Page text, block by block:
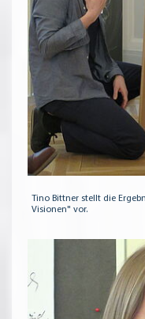
Tino Bittner stellt die
Visionen" vor.